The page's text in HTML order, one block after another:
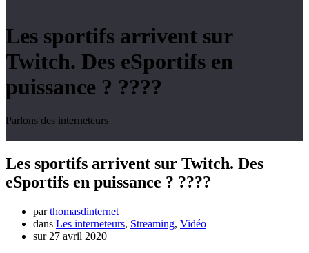
Les sportifs arrivent sur
Twitch. Des eSportifs en
puissance ? ????
Parlons des interneteurs
Les sportifs arrivent sur Twitch. Des
eSportifs en puissance ? ????
parthomasdinternet
dans Les interneteurs, Streaming, Vidéo
sur 27 avril 2020